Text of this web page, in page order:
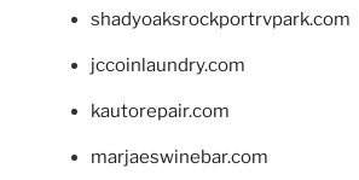
shadyoaksrockportrvpark.com
jccoinlaundry.com
kautorepair.com
marjaeswinebar.com